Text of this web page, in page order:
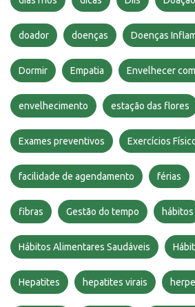
doador doenças Doenças
Dormir Empatia Envelhecer
envelhecimento estação das flores
Exames preventivos Exercícios
facilidade de agendamento férias
fibras Gestão do tempo hábitos
Hábitos Alimentares Saudáveis
Hepatites hepatites virais